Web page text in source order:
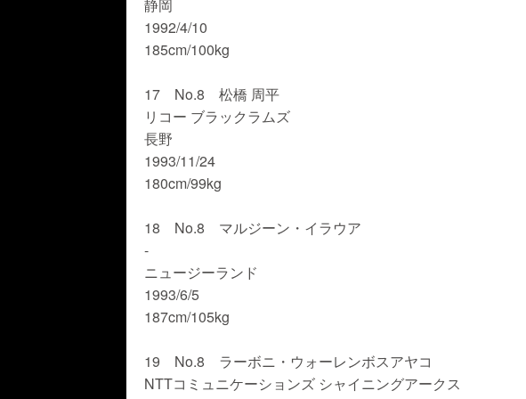
静岡
1992/4/10
185cm/100kg
17 No.8 松橋 周平
リコー ブラックラムズ
長野
1993/11/24
180cm/99kg
18 No.8 マルジーン・イラウア
-
ニュージーランド
1993/6/5
187cm/105kg
19 No.8 ラーボニ・ウォーレンボスアヤコ
NTTコミュニケーションズ シャイニングアークス